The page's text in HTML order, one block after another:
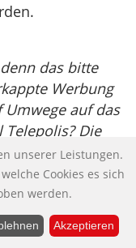
das bitte
Werbung
auf das
Die
Rente wird
hohen Kosten
Die
trifft
Rente zu.
unserer Leistungen.
Cookies es sich
werden.
Akzeptieren